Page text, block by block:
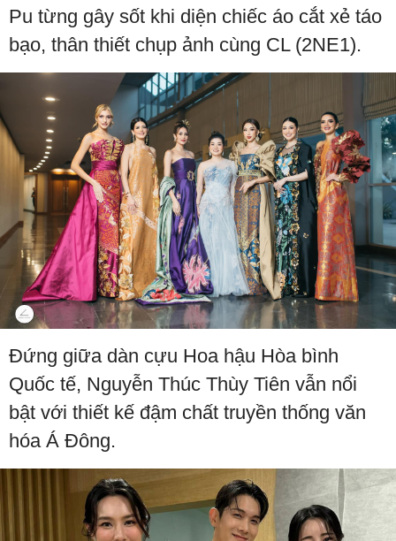
Pu từng gây sốt khi diện chiếc áo cắt xẻ táo
bạo, thân thiết chụp ảnh cùng CL (2NE1).
Đứng giữa dàn cựu Hoa hậu Hòa bình
Quốc tế, Nguyễn Thúc Thùy Tiên vẫn nổi
bật với thiết kế đậm chất truyền thống văn
hóa Á Đông.